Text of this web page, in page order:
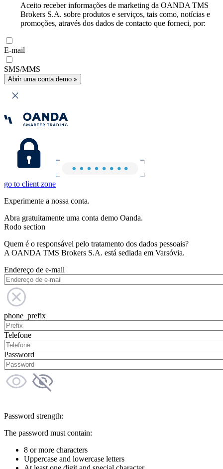
Aceito receber informações de marketing da OANDA TMS
Brokers S.A. sobre produtos e serviços, tais como, notícias e
promoções, através dos dados de contacto que forneci, por:
E-mail
SMS/MMS
Abrir uma conta demo »
go to client zone
Experimente a nossa conta.
Abra gratuitamente uma conta demo Oanda.
Rodo section
Quem é o responsável pelo tratamento dos dados pessoais?
A OANDA TMS Brokers S.A. está sediada em Varsóvia.
Endereço de e-mail
phone_prefix
Telefone
Password
Password strength:
The password must contain:
8 or more characters
Uppercase and lowercase letters